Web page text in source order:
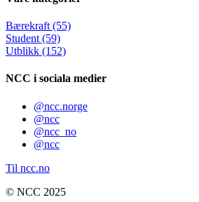
Bærekraft (55)
Student (59)
Utblikk (152)
NCC i sociala medier
@ncc.norge
@ncc
@ncc_no
@ncc
Til ncc.no
© NCC 2025